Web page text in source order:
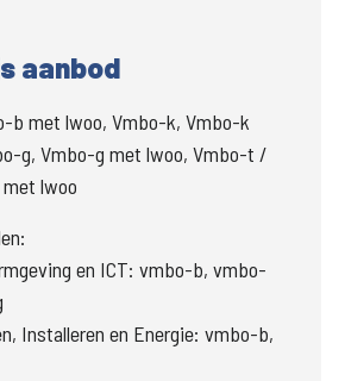
aanbod
b met lwoo, Vmbo-k, Vmbo-k
g, Vmbo-g met lwoo, Vmbo-t /
lwoo
en ICT: vmbo-b, vmbo-
Installeren en Energie: vmbo-b,